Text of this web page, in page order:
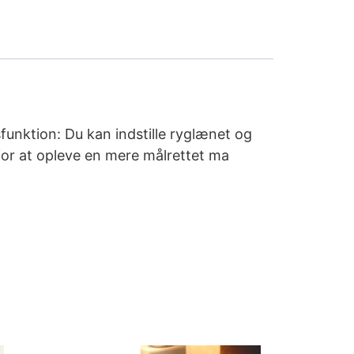
Du kan indstille ryglænet og
at opleve en mere målrettet ma